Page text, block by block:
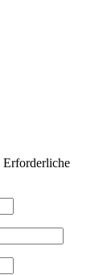
Erforderliche